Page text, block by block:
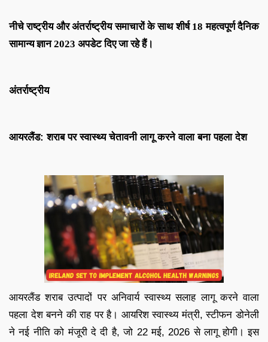
नीचे राष्ट्रीय और अंतर्राष्ट्रीय समाचारों के साथ शीर्ष 18 महत्वपूर्ण दैनिक
सामान्य ज्ञान 2023 अपडेट दिए जा रहे हैं।
अंतर्राष्ट्रीय
आयरलैंड: शराब पर स्वास्थ्य चेतावनी लागू करने वाला बना पहला देश
आयरलैंड शराब उत्पादों पर अनिवार्य स्वास्थ्य सलाह लागू करने वाला
पहला देश बनने की राह पर है। आयरिश स्वास्थ्य मंत्री, स्टीफन डोनेली
ने नई नीति को मंजूरी दे दी है, जो 22 मई, 2026 से लागू होगी। इस